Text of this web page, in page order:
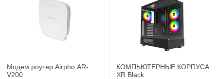
Модем роутер Airpho AR-
V200
КОМПЬЮТЕРНЫЕ КОРПУСА
XR Black